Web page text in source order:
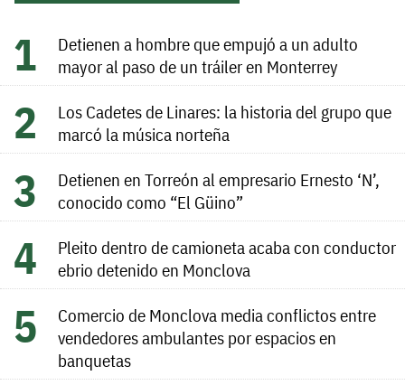
Detienen a hombre que empujó a un adulto
mayor al paso de un tráiler en Monterrey
Los Cadetes de Linares: la historia del grupo que
marcó la música norteña
Detienen en Torreón al empresario Ernesto ‘N’,
conocido como “El Güino”
Pleito dentro de camioneta acaba con conductor
ebrio detenido en Monclova
Comercio de Monclova media conflictos entre
vendedores ambulantes por espacios en
banquetas